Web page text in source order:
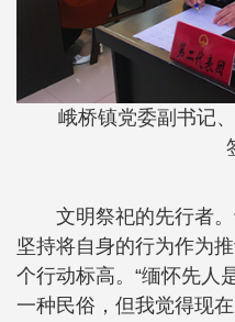
峨桥镇党委副书记
文明祭祀的先行者
坚持将自身的行为作为
个行动标高。“缅怀先人
一种民俗，但我觉得现